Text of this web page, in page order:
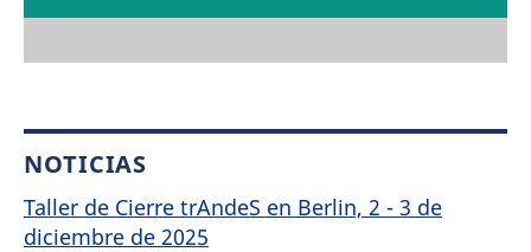
NOTICIAS
Taller de Cierre trAndeS en Berlin, 2 - 3 de
diciembre de 2025